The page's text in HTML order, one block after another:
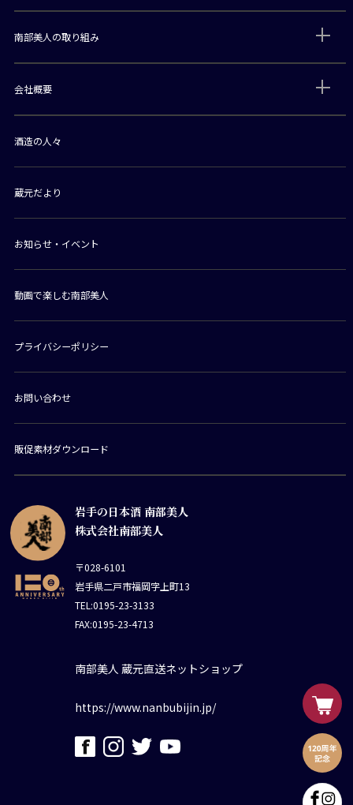
岩手の日本酒 南部美人
株式会社南部美人
〒028-6101
岩手県二戸市福岡字上町13
TEL:0195-23-3133
FAX:0195-23-4713
南部美人 蔵元直送ネットショップ
https://www.nanbubijin.jp/
南部美人の取り組み
会社概要
酒造の人々
蔵元だより
お知らせ・イベント
動画で楽しむ南部美人
プライバシーポリシー
お問い合わせ
販促素材ダウンロード